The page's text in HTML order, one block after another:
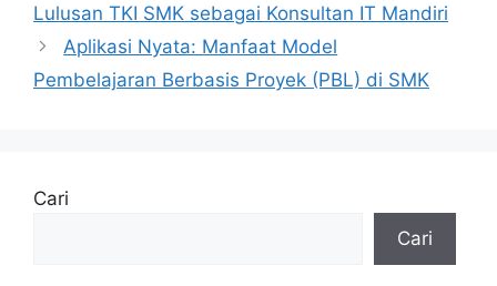
Lulusan TKI SMK sebagai Konsultan IT Mandiri
Aplikasi Nyata: Manfaat Model
Pembelajaran Berbasis Proyek (PBL) di SMK
Cari
Cari